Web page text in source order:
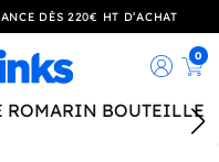
DÈS 220€ HT D’ACHAT
0